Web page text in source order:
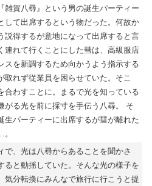
雑賀八尋』という男の誕生パーティー
して出席するという物だった。何故か
説得するが意地になって出席すると言
連れて行くことにした彗は、高級服店
スを新調するため向かうよう指示する
取れず従業員を困らせていた。そこ
合わすことに。まるで光を知っている
がる光を前に採寸を手伝う八尋。 そ
生パーティーに出席するが彗が離れた
で、光は八尋からあることを聞かさ
ると動揺していた。そんな光の様子を
気分転換にみんなで旅行に行こうと提